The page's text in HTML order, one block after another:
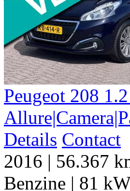
Peugeot 208
Details Contact
2016 | 56.367
Benzine | 81